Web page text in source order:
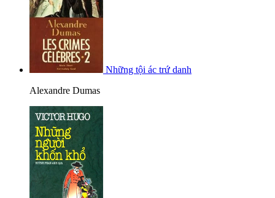
Những tội ác trứ danh
Alexandre Dumas